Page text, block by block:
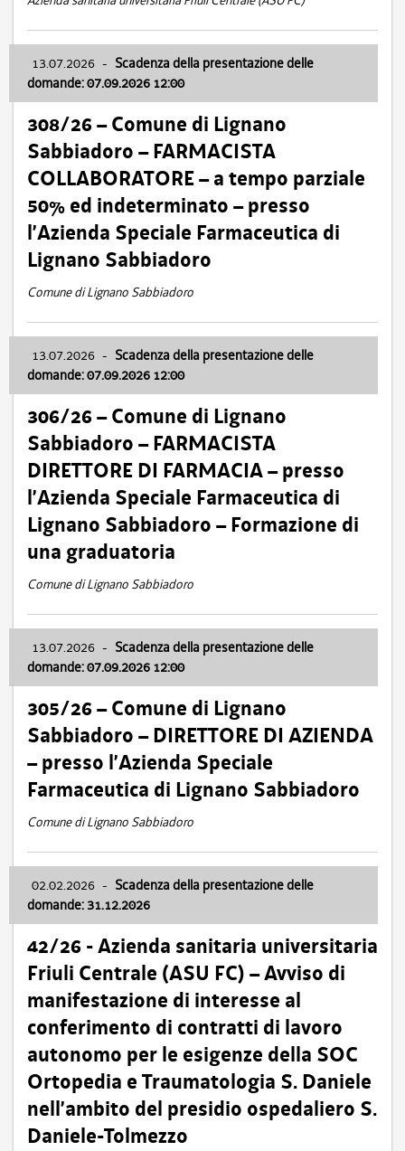
13.07.2026 - Scadenza della presentazione delle
domande: 07.09.2026 12:00
308/26 – Comune di Lignano
Sabbiadoro – FARMACISTA
COLLABORATORE – a tempo parziale
50% ed indeterminato – presso
l’Azienda Speciale Farmaceutica di
Lignano Sabbiadoro
Comune di Lignano Sabbiadoro
13.07.2026 - Scadenza della presentazione delle
domande: 07.09.2026 12:00
306/26 – Comune di Lignano
Sabbiadoro – FARMACISTA
DIRETTORE DI FARMACIA – presso
l’Azienda Speciale Farmaceutica di
Lignano Sabbiadoro – Formazione di
una graduatoria
Comune di Lignano Sabbiadoro
13.07.2026 - Scadenza della presentazione delle
domande: 07.09.2026 12:00
305/26 – Comune di Lignano
Sabbiadoro – DIRETTORE DI AZIENDA
– presso l’Azienda Speciale
Farmaceutica di Lignano Sabbiadoro
Comune di Lignano Sabbiadoro
02.02.2026 - Scadenza della presentazione delle
domande: 31.12.2026
42/26 - Azienda sanitaria universitaria
Friuli Centrale (ASU FC) – Avviso di
manifestazione di interesse al
conferimento di contratti di lavoro
autonomo per le esigenze della SOC
Ortopedia e Traumatologia S. Daniele
nell’ambito del presidio ospedaliero S.
Daniele-Tolmezzo